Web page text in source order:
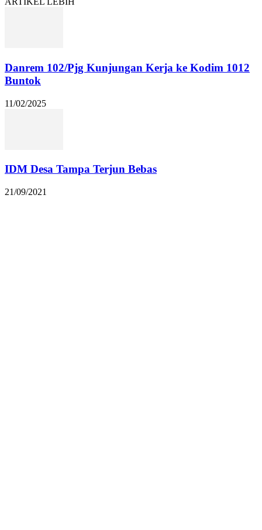
Danrem 102/Pjg Kunjungan Kerja ke Kodim 1012
Buntok
11/02/2025
IDM Desa Tampa Terjun Bebas
21/09/2021